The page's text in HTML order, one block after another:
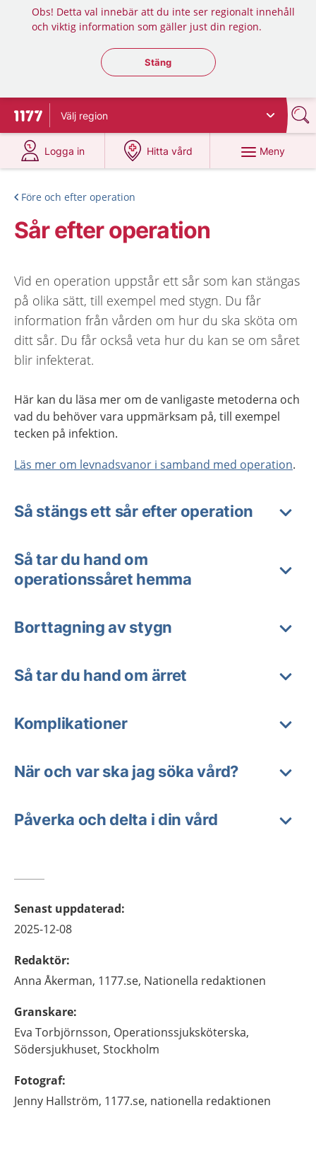
Obs! Detta val innebär att du inte ser regionalt innehåll
och viktig information som gäller just din region.
Stäng regionsväljaren
Stäng
Till startsidan för 1177
Välj region
Logga in
på 1177.se
Hitta vård
på 1177.se
Meny
Före och efter operation
Sår efter operation
Vid en operation uppstår ett sår som kan stängas
på olika sätt, till exempel med stygn. Du får
information från vården om hur du ska sköta om
ditt sår. Du får också veta hur du kan se om såret
blir infekterat.
Här kan du läsa mer om de vanligaste metoderna och
vad du behöver vara uppmärksam på, till exempel
tecken på infektion.
Läs mer om levnadsvanor i samband med operation.
Så stängs ett sår efter operation
Så tar du hand om
operationssåret hemma
Borttagning av stygn
Så tar du hand om ärret
Komplikationer
När och var ska jag söka vård?
Påverka och delta i din vård
Senast uppdaterad:
2025-12-08
Redaktör:
Anna Åkerman, 1177.se, Nationella redaktionen
Granskare:
Eva Torbjörnsson, Operationssjuksköterska,
Södersjukhuset, Stockholm
Fotograf:
Jenny Hallström, 1177.se, nationella redaktionen